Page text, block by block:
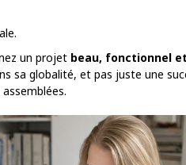
un projet beau, fonctionnel
sa globalité, et pas juste une